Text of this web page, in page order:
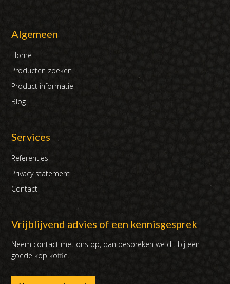
Algemeen
Home
Producten zoeken
Product informatie
Blog
Services
Referenties
Privacy statement
Contact
Vrijblijvend advies of een kennisgesprek
Neem contact met ons op, dan bespreken we dit bij een
goede kop koffie.